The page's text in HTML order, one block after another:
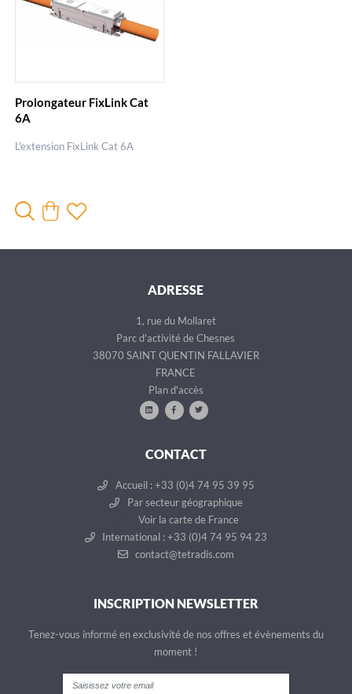
Prolongateur FixLink Cat
6A
L'extension FixLink Cat 6A
ADRESSE
1, rue du Mollaret
Parc d'activité de Chesnes
38070 SAINT QUENTIN FALLAVIER
FRANCE
Plan d'accès
CONTACT
Accueil : +33 (0)4 74 95 39 95
Par secteur géographique
Voir la carte de France
International : +33 (0)4 74 95 94 23
contact@tetradis.com
INSCRIPTION NEWSLETTER
Tenez-vous informé en exclusivité de nos offres et évènements du
moment !